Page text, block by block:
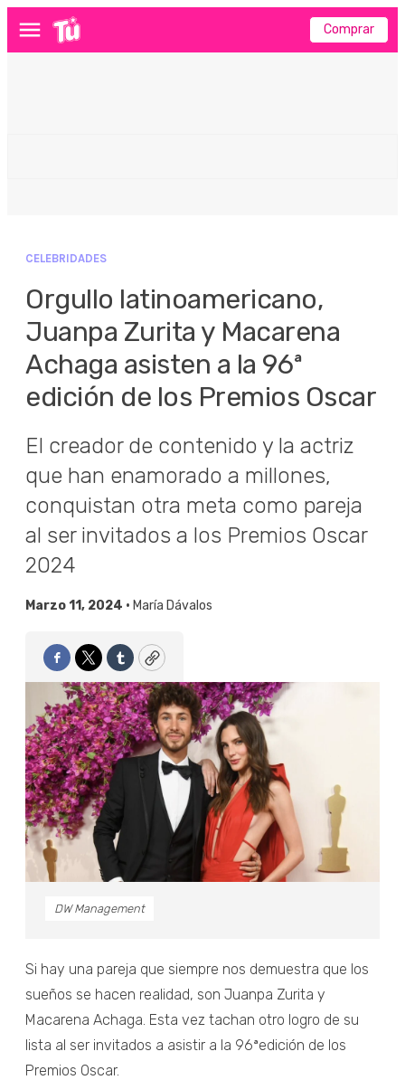
Menú Comprar
CELEBRIDADES
Orgullo latinoamericano,
Juanpa Zurita y Macarena
Achaga asisten a la 96ª
edición de los Premios Oscar
El creador de contenido y la actriz
que han enamorado a millones,
conquistan otra meta como pareja
al ser invitados a los Premios Oscar
2024
Marzo 11, 2024 • María Dávalos
Facebook
TwitterTumblrCopy
DW Management
Si hay una pareja que siempre nos demuestra que los
sueños se hacen realidad, son Juanpa Zurita y
Macarena Achaga. Esta vez tachan otro logro de su
lista al ser invitados a asistir a la 96ªedición de los
Premios Oscar.